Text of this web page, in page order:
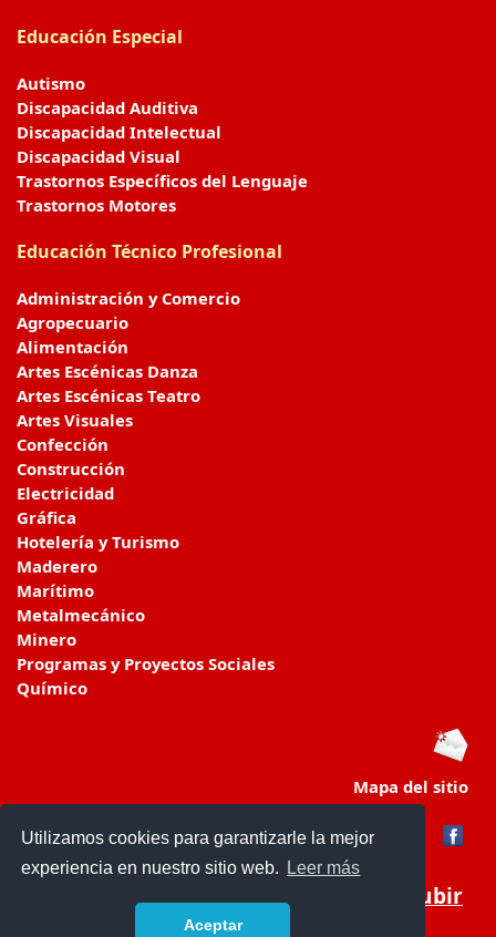
Utilizamos cookies para garantizarle la mejor
experiencia en nuestro sitio web.
Leer más
Aceptar
Educación Especial
Autismo
Discapacidad Auditiva
Discapacidad Intelectual
Discapacidad Visual
Trastornos Específicos del Lenguaje
Trastornos Motores
Educación Técnico Profesional
Administración y Comercio
Agropecuario
Alimentación
Artes Escénicas Danza
Artes Escénicas Teatro
Artes Visuales
Confección
Construcción
Electricidad
Gráfica
Hotelería y Turismo
Maderero
Marítimo
Metalmecánico
Minero
Programas y Proyectos Sociales
Químico
Mapa del sitio
Subir